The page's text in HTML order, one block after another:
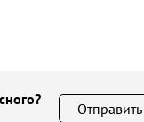
Отправить